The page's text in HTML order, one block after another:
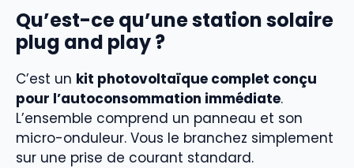
Qu’est-ce qu’une station solaire
plug and play ?
C’est un kit photovoltaïque complet conçu
pour l’autoconsommation immédiate.
L’ensemble comprend un panneau et son
micro-onduleur. Vous le branchez simplement
sur une prise de courant standard.